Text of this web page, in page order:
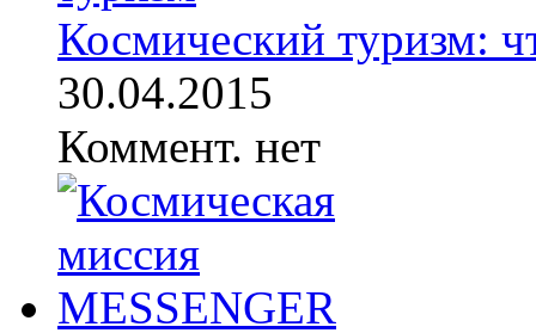
Космический туризм:
30.04.2015
Коммент. нет